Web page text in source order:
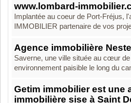
www.lombard-
Implantée au coeur de Port-Fréjus,
IMMOBILIER partenaire de vos
Agence immobilière
Saverne, une ville située au cœur
environnement paisible le long du
Getim immobilier est une
immobilière sise à Saint